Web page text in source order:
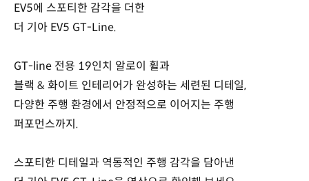
EV5에 스포티한 감각을 더한
더 기아 EV5 GT-Line.
GT-line 전용 19인치 알로이 휠과
블랙 & 화이트 인테리어가 완성하는 세련된 디테일,
다양한 주행 환경에서 안정적으로 이어지는 주행
퍼포먼스까지.
스포티한 디테일과 역동적인 주행 감각을 담아낸